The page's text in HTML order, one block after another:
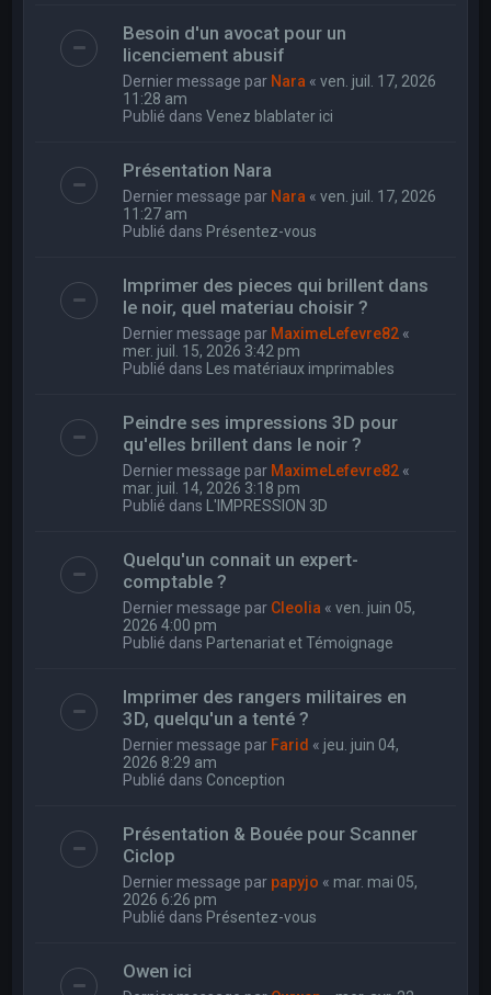
Besoin d'un avocat pour un
licenciement abusif
Dernier message par Nara «ven. juil. 17, 2026
11:28 am
Publié dansVenez blablater ici
Présentation Nara
Dernier message par Nara «ven. juil. 17, 2026
11:27 am
Publié dans Présentez-vous
Imprimer des pieces qui brillent dans
le noir, quel materiau choisir ?
Dernier message par MaximeLefevre82 «
mer. juil. 15, 2026 3:42 pm
Publié dans Les matériaux imprimables
Peindre ses impressions 3D pour
qu'elles brillent dans le noir ?
Dernier message par MaximeLefevre82 «
mar. juil. 14, 2026 3:18 pm
Publié dans L'IMPRESSION 3D
Quelqu'un connait un expert-
comptable ?
Dernier message par Cleolia «ven. juin 05,
2026 4:00 pm
Publié dans Partenariat et Témoignage
Imprimer des rangers militaires en
3D, quelqu'un a tenté ?
Dernier message par Farid « jeu. juin 04,
2026 8:29 am
Publié dans Conception
Présentation & Bouée pour Scanner
Ciclop
Dernier message par papyjo « mar. mai 05,
2026 6:26 pm
Publié dans Présentez-vous
Owen ici